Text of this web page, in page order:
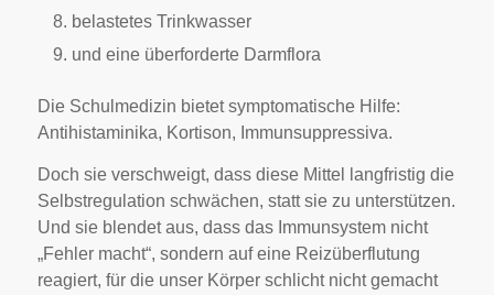
belastetes Trinkwasser
und eine überforderte Darmflora
Die Schulmedizin bietet symptomatische Hilfe:
Antihistaminika, Kortison, Immunsuppressiva.
Doch sie verschweigt, dass diese Mittel langfristig die
Selbstregulation schwächen, statt sie zu unterstützen.
Und sie blendet aus, dass das Immunsystem nicht
„Fehler macht“, sondern auf eine Reizüberflutung
reagiert, für die unser Körper schlicht nicht gemacht